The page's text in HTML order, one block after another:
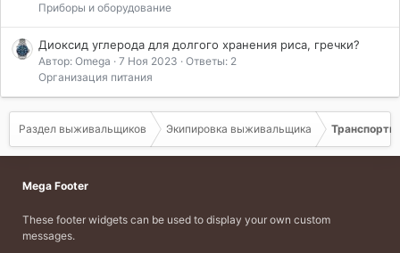
Приборы и оборудование
Диоксид углерода для долгого хранения риса, гречки?
Автор: Omega 7 Ноя 2023
Ответы: 2
Организация питания
Раздел выживальщиков Экипировка выживальщика
Mega Footer
These footer widgets can be used to display your own custom
messages.